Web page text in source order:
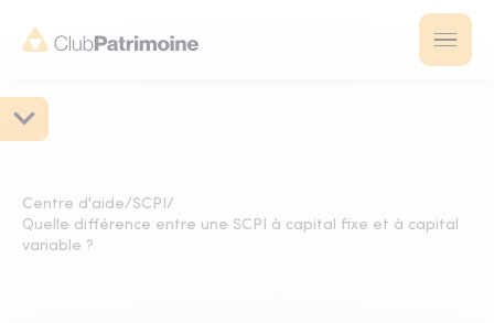
Centre d'aide/SCPI/
Quelle différence entre une SCPI à capital fixe et à capital
variable ?